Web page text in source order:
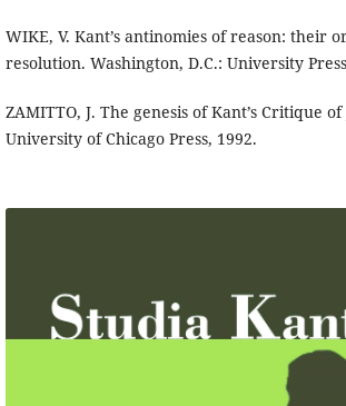
WIKE, V. Kant’s antinomies of reason: their
resolution. Washington, D.C.: University
ZAMITTO, J. The genesis of Kant’s Critique
University of Chicago Press, 1992.